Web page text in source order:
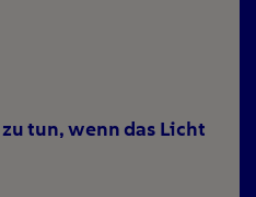
tun, wenn das Licht